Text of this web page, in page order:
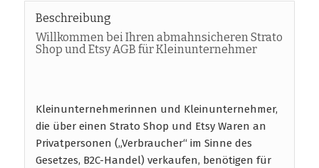
Beschreibung
Willkommen bei Ihren abmahnsicheren Strato
Shop und Etsy AGB für Kleinunternehmer
Kleinunternehmerinnen und Kleinunternehmer,
die über einen Strato Shop und Etsy Waren an
Privatpersonen („Verbraucher“ im Sinne des
Gesetzes, B2C-Handel) verkaufen, benötigen für